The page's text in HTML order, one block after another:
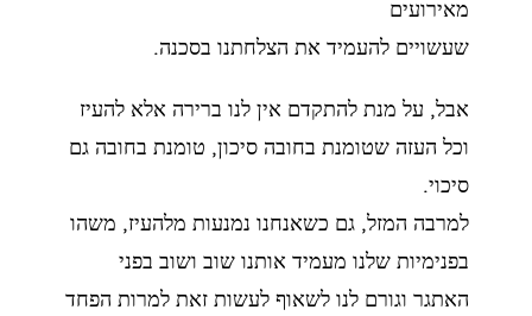
מאירועים
שעשויים להעמיד את הצלחתנו בסכנה.
אבל, על מנת להתקדם אין לנו ברירה אלא להעיז
וכל העזה שטומנת בחובה סיכון, טומנת בחובה גם
סיכוי.
למרבה המזל, גם כשאנחנו נמנעות מלהעיז, משהו
בפנימיות שלנו מעמיד אותנו שוב ושוב בפני
האתגר וגורם לנו לשאוף לעשות זאת למרות הפחד